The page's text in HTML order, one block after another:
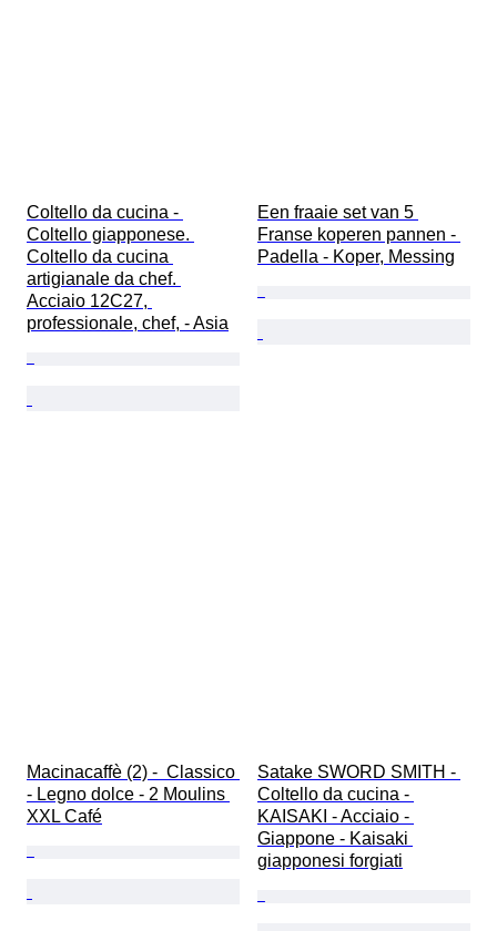
Coltello da cucina -
Coltello giapponese.
Coltello da cucina
artigianale da chef.
Acciaio 12C27,
professionale, chef, - Asia
Een fraaie set van 5
Franse koperen pannen -
Padella - Koper, Messing
Macinacaffè (2) -  Classico
- Legno dolce - 2 Moulins
XXL Café
Satake SWORD SMITH -
Coltello da cucina -
KAISAKI - Acciaio -
Giappone - Kaisaki
giapponesi forgiati